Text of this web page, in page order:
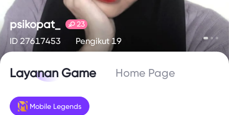
psikopat_ 23
ID 27617453 Pengikut 19
Layanan Game Home Page
Mobile Legends